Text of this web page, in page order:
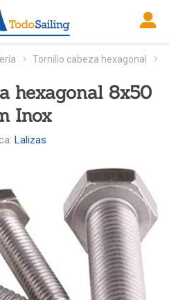
Tornillo cabeza hexagonal
hexagonal 8x50
Inox
Lalizas